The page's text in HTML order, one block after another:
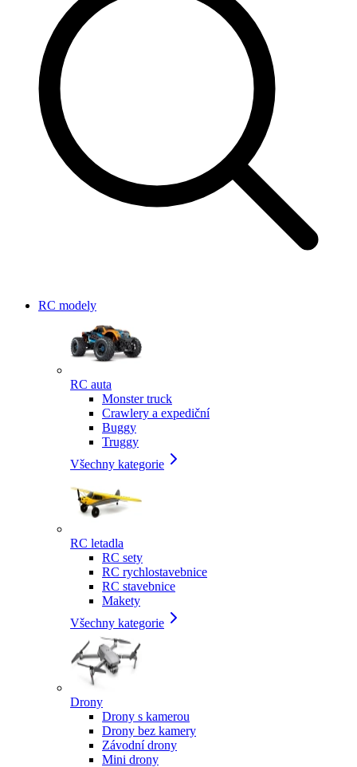
RC modely
RC auta
Monster truck
Crawlery a expediční
Buggy
Truggy
Všechny kategorie
RC letadla
RC sety
RC rychlostavebnice
RC stavebnice
Makety
Všechny kategorie
Drony
Drony s kamerou
Drony bez kamery
Závodní drony
Mini drony